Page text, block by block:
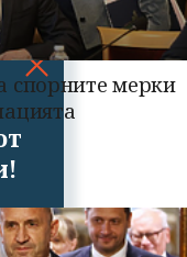
спорните мерки